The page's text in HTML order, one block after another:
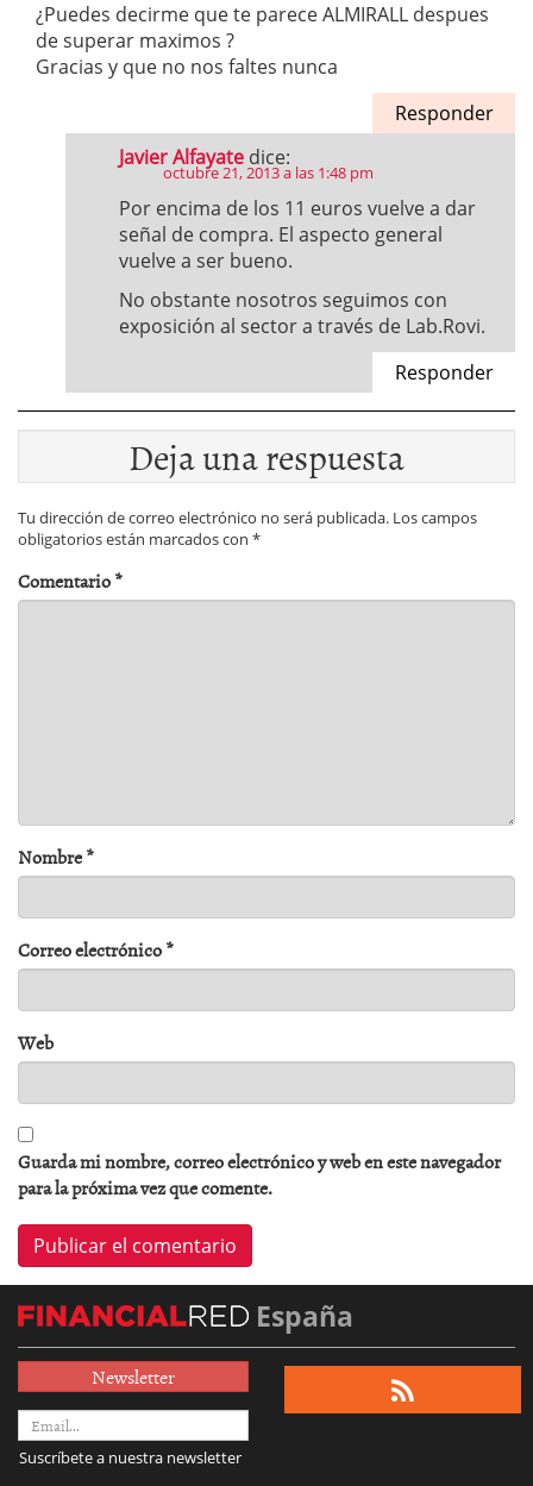
¿Puedes decirme que te parece ALMIRALL despues
de superar maximos ?
Gracias y que no nos faltes nunca
Responder
Javier Alfayate dice:
octubre 21, 2013 a las 1:48 pm
Por encima de los 11 euros vuelve a dar
señal de compra. El aspecto general
vuelve a ser bueno.
No obstante nosotros seguimos con
exposición al sector a través de Lab.Rovi.
Responder
Deja una respuesta
Tu dirección de correo electrónico no será publicada. Los campos
obligatorios están marcados con *
Comentario*
Nombre*
Correo electrónico*
Web
Guarda mi nombre, correo electrónico y web en este navegador
para la próxima vez que comente.
España
Newsletter
Suscríbete a nuestra newsletter